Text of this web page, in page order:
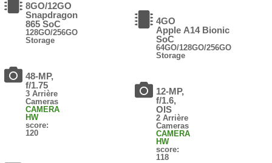
8GO/12GO
Snapdragon
865 SoC
128GO/256GO
Storage
48-MP,
f/1.75
3 Arrière
Cameras
CAMERA
HW
score:
120
4GO
Apple A14 Bionic
SoC
64GO/128GO/256GO
Storage
12-MP,
f/1.6,
OIS
2 Arrière
Cameras
CAMERA
HW
score:
118